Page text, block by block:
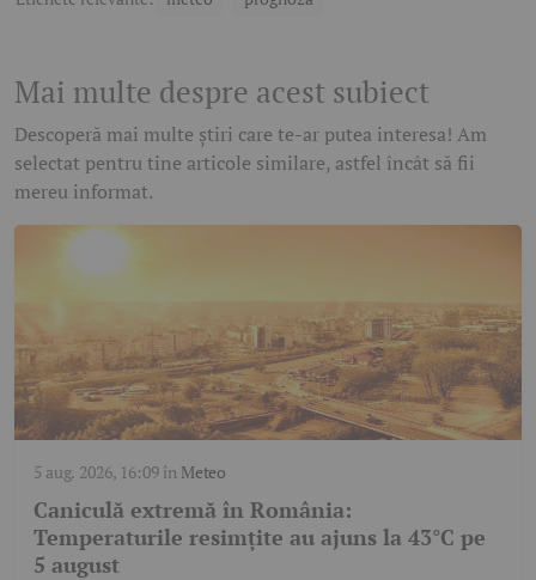
Mai multe despre acest subiect
Descoperă mai multe știri care te-ar putea interesa! Am
selectat pentru tine articole similare, astfel încât să fii
mereu informat.
5 aug. 2026, 16:09în Meteo
Caniculă extremă în România:
Temperaturile resimțite au ajuns la 43°C pe
5 august